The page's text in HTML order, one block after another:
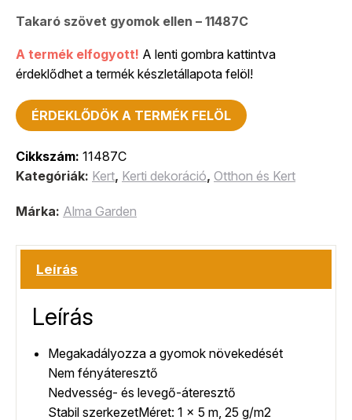
Takaró szövet gyomok ellen – 11487C
A termék elfogyott! A lenti gombra kattintva
érdeklődhet a termék készletállapota felöl!
ÉRDEKLŐDÖK A TERMÉK FELÖL
Cikkszám: 11487C
Kategóriák: Kert, Kerti dekoráció, Otthon és Kert
Márka: Alma Garden
Leírás
Leírás
Megakadályozza a gyomok növekedését
Nem fényáteresztő
Nedvesség- és levegő-áteresztő
Stabil szerkezetMéret: 1 x 5 m, 25 g/m2